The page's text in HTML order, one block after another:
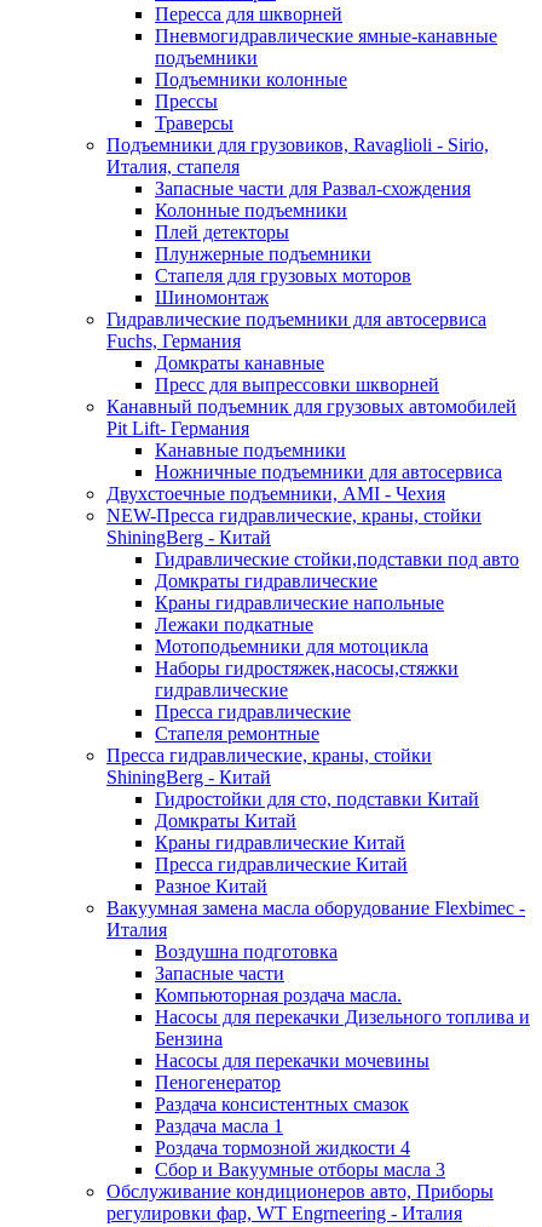
Пересса для шкворней
Пневмогидравлические ямные-канавные
подъемники
Подъемники колонные
Прессы
Траверсы
Подъемники для грузовиков, Ravaglioli - Sirio,
Италия, стапеля
Запасные части для Развал-схождения
Колонные подъемники
Плей детекторы
Плунжерные подъемники
Стапеля для грузовых моторов
Шиномонтаж
Гидравлические подъемники для автосервиса
Fuchs, Германия
Домкраты канавные
Пресс для выпрессовки шкворней
Канавный подъемник для грузовых автомобилей
Pit Lift- Германия
Канавные подъемники
Ножничные подъемники для автосервиса
Двухстоечные подъемники, АМІ - Чехия
NEW-Пресса гидравлические, краны, стойки
ShiningBerg - Китай
Гидравлические стойки,подставки под авто
Домкраты гидравлические
Краны гидравлические напольные
Лежаки подкатные
Мотоподьемники для мотоцикла
Наборы гидростяжек,насосы,стяжки
гидравлические
Пресса гидравлические
Стапеля ремонтные
Пресса гидравлические, краны, стойки
ShiningBerg - Китай
Гидростойки для сто, подставки Китай
Домкраты Китай
Краны гидравлические Китай
Пресса гидравлические Китай
Разное Китай
Вакуумная замена масла оборудование Flexbimeс -
Италия
Воздушна подготовка
Запасные части
Компьюторная роздача масла.
Насосы для перекачки Дизельного топлива и
Бензина
Насосы для перекачки мочевины
Пеногенератор
Раздача консистентных смазок
Раздача масла 1
Роздача тормозной жидкости 4
Сбор и Вакуумные отборы масла 3
Обслуживание кондиционеров авто, Приборы
регулировки фар, WT Engrneering - Италия